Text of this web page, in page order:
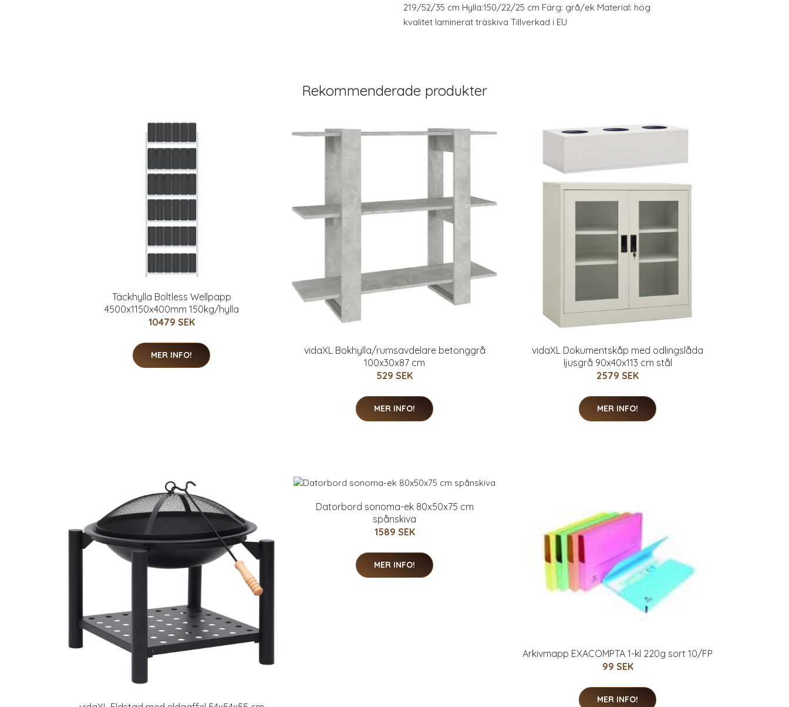
219/52/35 cm Hylla:150/22/25 cm Färg: grå/ek Material: hög
kvalitet laminerat träskiva Tillverkad i EU
Rekommenderade produkter
Täckhylla Boltless Wellpapp
4500x1150x400mm 150kg/hylla
10479 SEK
MER INFO!
vidaXL Bokhylla/rumsavdelare betonggrå
100x30x87 cm
529 SEK
MER INFO!
vidaXL Dokumentskåp med odlingslåda
ljusgrå 90x40x113 cm stål
2579 SEK
MER INFO!
Datorbord sonoma-ek 80x50x75 cm
spånskiva
1589 SEK
MER INFO!
Arkivmapp EXACOMPTA 1-kl 220g sort 10/FP
99 SEK
MER INFO!